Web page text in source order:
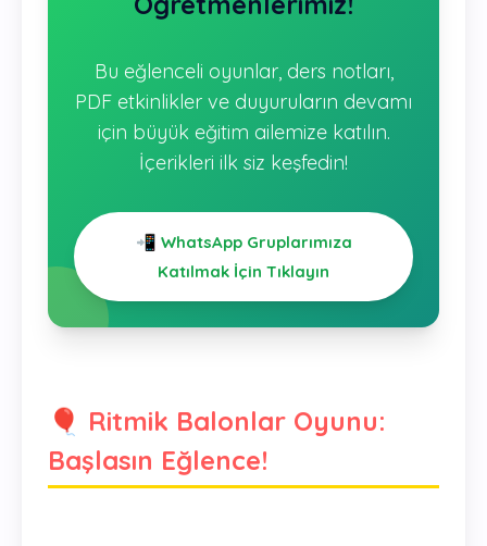
Bu eğlenceli oyunlar, ders notları,
PDF etkinlikler ve duyuruların devamı
için büyük eğitim ailemize katılın.
İçerikleri ilk siz keşfedin!
📲 WhatsApp Gruplarımıza
Katılmak İçin Tıklayın
🎈 Ritmik Balonlar Oyunu:
Başlasın Eğlence!